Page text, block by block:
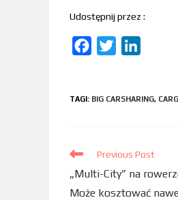
Udostępnij przez :
e
o
k
t
r
k
I
n
TAGI: BIG CARSHARING,
Previous Post
„Multi-City” na
Może kosztować